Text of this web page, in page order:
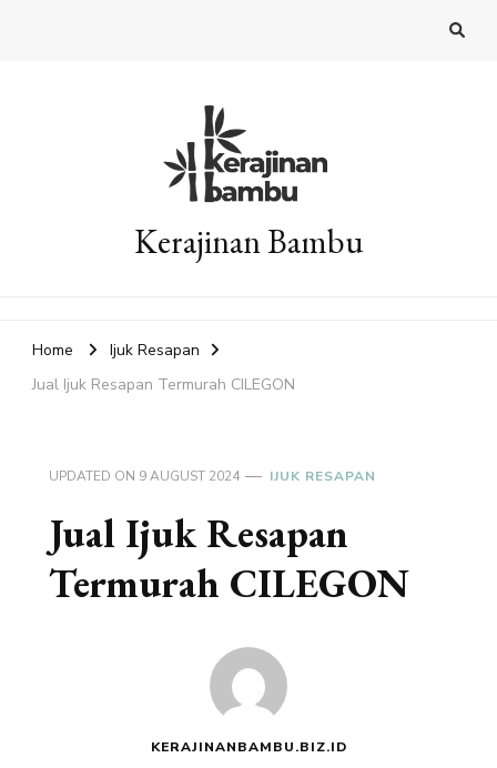
Kerajinan Bambu
Home
Ijuk Resapan
Jual Ijuk Resapan Termurah CILEGON
UPDATED ON 9 AUGUST 2024 IJUK RESAPAN
Jual Ijuk Resapan
Termurah CILEGON
KERAJINANBAMBU.BIZ.ID